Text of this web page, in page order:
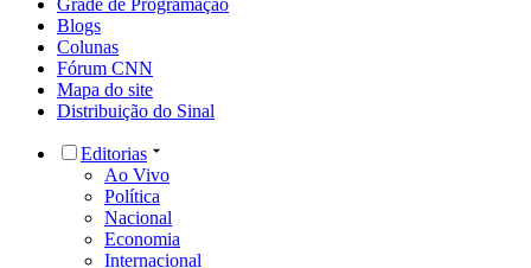
Grade de Programação
Blogs
Colunas
Fórum CNN
Mapa do site
Distribuição do Sinal
Editorias
Ao Vivo
Política
Nacional
Economia
Internacional